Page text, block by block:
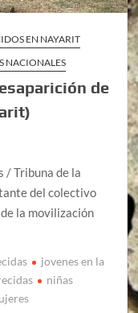
EN NAYARIT
NACIONALES
de
/ Tribuna de la
del colectivo
la movilización
jovenes en la
niñas